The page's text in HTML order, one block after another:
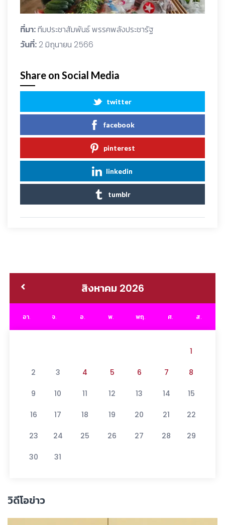
ที่มา:ทีมประชาสัมพันธ์ พรรคพลังประชารัฐ
วันที่: 2 มิถุนายน 2566
Share on Social Media
twitter
facebook
pinterest
linkedin
tumblr
สิงหาคม 2026
อา. จ. อ. พ. พฤ. ศ. ส.
1
2 3 4 5 6 7 8
9 10 11 12 13 14 15
16 17 18 19 20 21 22
23 24 25 26 27 28 29
30 31
วิดีโอข่าว